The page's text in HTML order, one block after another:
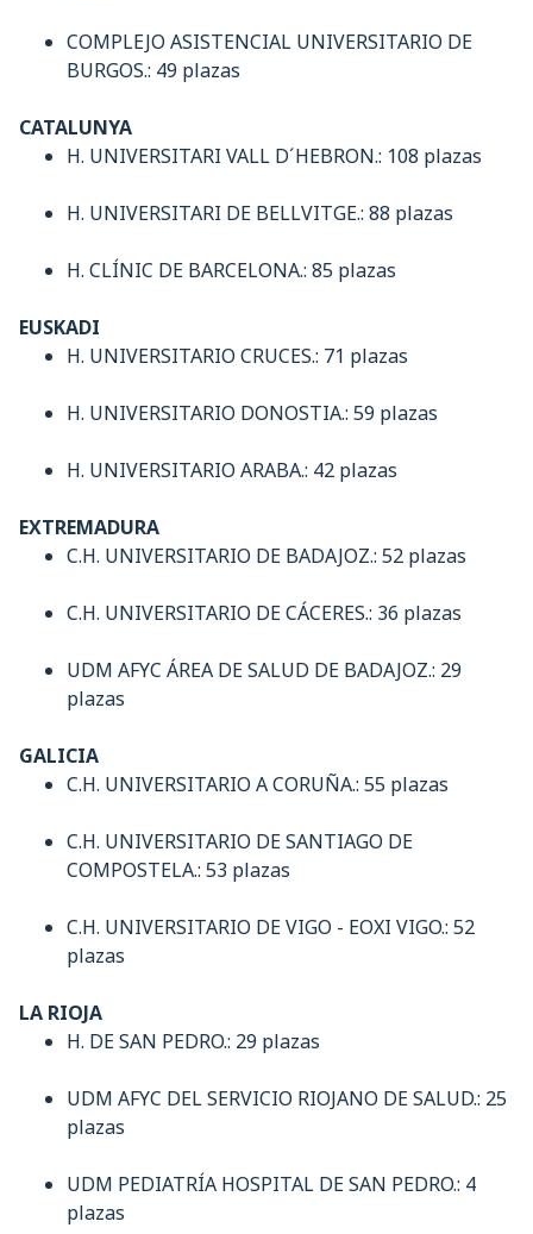
COMPLEJO ASISTENCIAL UNIVERSITARIO DE
BURGOS.: 49 plazas
CATALUNYA
H. UNIVERSITARI VALL D´HEBRON.: 108 plazas
H. UNIVERSITARI DE BELLVITGE.: 88 plazas
H. CLÍNIC DE BARCELONA.: 85 plazas
EUSKADI
H. UNIVERSITARIO CRUCES.: 71 plazas
H. UNIVERSITARIO DONOSTIA.: 59 plazas
H. UNIVERSITARIO ARABA.: 42 plazas
EXTREMADURA
C.H. UNIVERSITARIO DE BADAJOZ.: 52 plazas
C.H. UNIVERSITARIO DE CÁCERES.: 36 plazas
UDM AFYC ÁREA DE SALUD DE BADAJOZ.: 29
plazas
GALICIA
C.H. UNIVERSITARIO A CORUÑA.: 55 plazas
C.H. UNIVERSITARIO DE SANTIAGO DE
COMPOSTELA.: 53 plazas
C.H. UNIVERSITARIO DE VIGO - EOXI VIGO.: 52
plazas
LA RIOJA
H. DE SAN PEDRO.: 29 plazas
UDM AFYC DEL SERVICIO RIOJANO DE SALUD.: 25
plazas
UDM PEDIATRÍA HOSPITAL DE SAN PEDRO.: 4
plazas